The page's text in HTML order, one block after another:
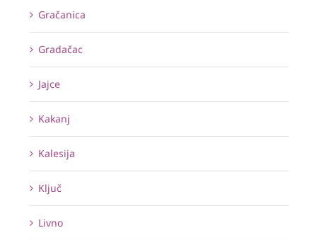
Gračanica
Gradačac
Jajce
Kakanj
Kalesija
Ključ
Livno